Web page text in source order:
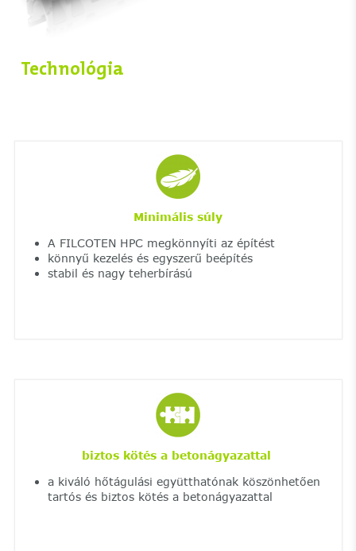
Technológia
Minimális súly
A FILCOTEN HPC megkönnyíti az építést
könnyű kezelés és egyszerű beépítés
stabil és nagy teherbírású
biztos kötés a betonágyazattal
a kiváló hőtágulási együtthatónak köszönhetően
tartós és biztos kötés a betonágyazattal